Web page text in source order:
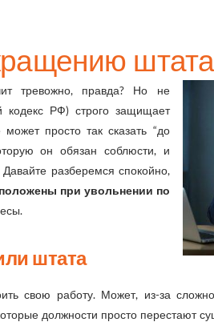
штата
тревожно, правда? Но не
кодекс РФ) строго защищает
просто так сказать “до
он обязан соблюсти, и
разберемся спокойно,
при увольнении по
штата
свою работу. Может, из-за
должности просто перестают